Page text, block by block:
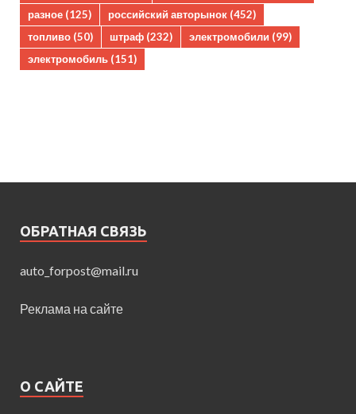
разное (125) российский авторынок (452)
топливо (50) штраф (232) электромобили (99)
электромобиль (151)
ОБРАТНАЯ СВЯЗЬ
auto_forpost@mail.ru
Реклама на сайте
О САЙТЕ